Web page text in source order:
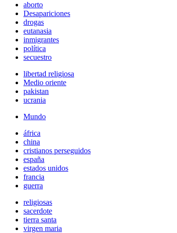
aborto
Desapariciones
drogas
eutanasia
inmigrantes
política
secuestro
libertad religiosa
Medio oriente
pakistan
ucrania
Mundo
áfrica
china
cristianos perseguidos
españa
estados unidos
francia
guerra
religiosas
sacerdote
tierra santa
virgen maria